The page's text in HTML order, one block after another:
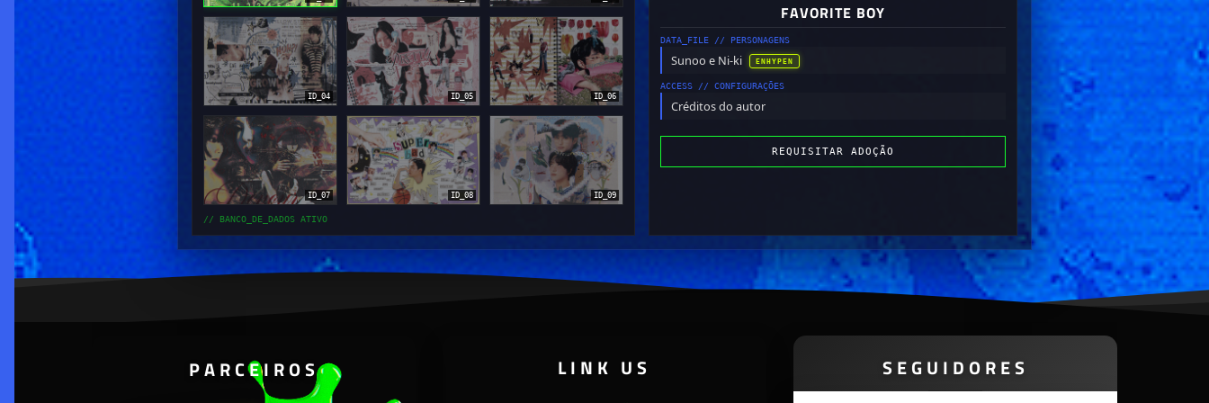
yuhz
ID_04 ID_05 ID_06
ID_07 ID_08 ID_09
// BANCO_DE_DADOS ATIVO
FAVORITE BOY
DATA_FILE // PERSONAGENS
Sunoo e Ni-ki ENHYPEN
ACCESS // CONFIGURAÇÕES
Créditos do autor
REQUISITAR ADOÇÃO
PARCEIROS LINK US SEGUIDORES